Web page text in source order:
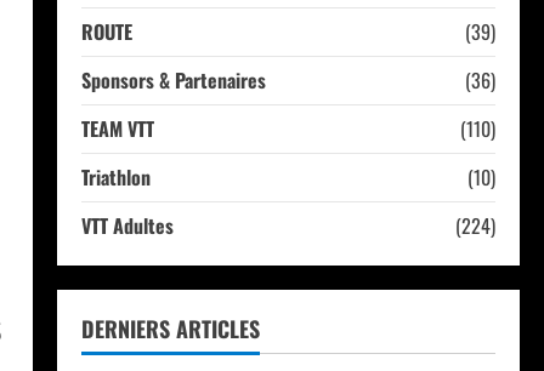
ROUTE
(39)
Sponsors & Partenaires
(36)
TEAM VTT
(110)
Triathlon
(10)
VTT Adultes
(224)
DERNIERS ARTICLES